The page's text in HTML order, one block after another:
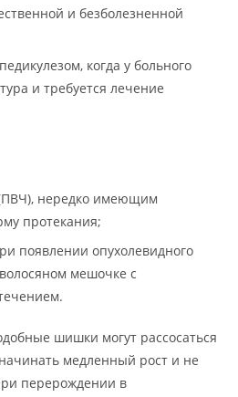
и безболезненной
когда у больного
и требуется лечение
нередко имеющим
протекания;
появлении опухолевидного
мешочке с
шишки могут рассосаться
медленный рост и не
перерождении в